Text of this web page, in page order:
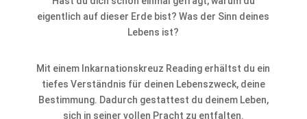
eigentlich auf dieser Erde bist? Was der Sinn deines
Lebens ist?
Mit einem Inkarnationskreuz Reading erhältst du ein
tiefes Verständnis für deinen Lebenszweck, deine
Bestimmung. Dadurch gestattest du deinem Leben,
sich in seiner vollen Pracht zu entfalten.